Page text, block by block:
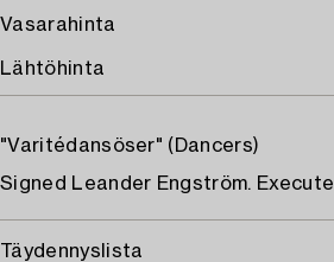
Vasarahinta
Lähtöhinta
"Varitédansöser" (Dancers)
Signed Leander Engström.
Täydennyslista